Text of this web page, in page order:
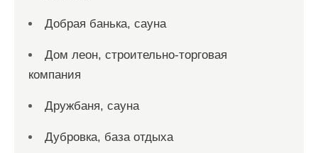
Добрая банька, сауна
Дом леон, строительно-торговая
компания
Дружбаня, сауна
Дубровка, база отдыха